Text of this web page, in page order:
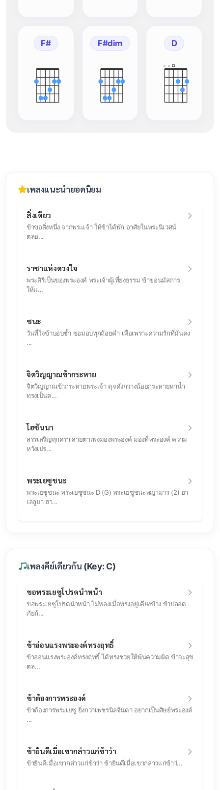
F# F#dim D
× ×
เพลงแนะนำยอดนิยม
สิ่งเดียว
ข้าขอสิ่งหนึ่ง จากพระเจ้า ให้ข้าได้พัก อาศัยในพระนิเวศน์
ตลอ...
ราชาแห่งดวงใจ
พระสิริเป็นของพระองค์ พระเจ้าผู้เที่ยงธรรม ข้าขอนมัสการ
ให้แ...
ชนะ
วันที่ใจข้าบอบช้ำ ขอมอบทุกถ้อยคำ เพื่อเพราะความรักที่มั่นคง
...
จิตวิญญาณข้ากระหาย
จิตวิญญาณข้ากระหายพระเจ้า ดุจดังกวางน้อยกระหายหาน้ำ
ทรงเป็นค...
โฮซันนา
สรรเสริญทุกครา สายตาเพ่งมองพระองค์ มองที่พระองค์ ความ
หวังเปร...
พระเยซูชนะ
พระเยซูชนะ พระเยซูชนะ D (G) พระเยซูชนะพญามาร (2) ฮา
เลลูยา ฮา...
เพลงคีย์เดียวกัน (Key: C)
ขอพระเยซูโปรดนำหน้า
ขอพระเยซูโปรดนำหน้า ไม่หลงเมื่อทรงอยู่เคียงข้าง ข้าปลอด
ภัยถ้...
ข้าอ่อนแรงพระองค์ทรงฤทธิ์
ข้าอ่อนแรงพระองค์ทรงฤทธิ์ ได้ทรงช่วยให้พ้นความผิด ข้าจะสุข
ตล...
ข้าต้องการพระองค์
ข้าต้องการพระเยซู ยิ่งกว่าเพชรนิลจินดา อยากเป็นศิษย์พระองค์
...
ข้ายินดีเมื่อเขากล่าวแก่ข้าว่า
ข้ายินดีเมื่อเขากล่าวแก่ข้าว่า ข้ายินดีเมื่อเขากล่าวแก่ข้าว่...